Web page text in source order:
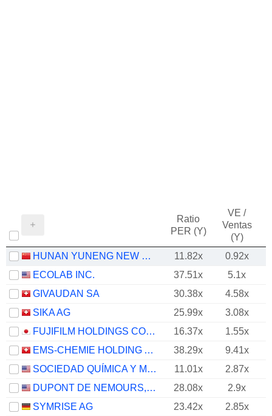
Ratio
PER (Y)
VE /
Ventas
(Y)
HUNAN YUNENG NEW ENERGY BATTERY MATERIAL CO.,LTD. 11.82x
0.92x
ECOLAB INC.
37.51x
5.1x
GIVAUDAN SA
30.38x 4.58x
SIKA AG
25.99x 3.08x
FUJIFILM HOLDINGS CORPORATION
16.37x
1.55x
EMS-CHEMIE HOLDING AG
38.29x 9.41x
SOCIEDAD QUÍMICA Y MINERA DE CHILE S.A.
11.01x
2.87x
DUPONT DE NEMOURS, INC.
28.08x 2.9x
SYMRISE AG
23.42x 2.85x